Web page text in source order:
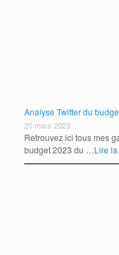
Analyse Twitter du
20 mars 2023
Retrouvez ici tous mes
budget 2023 du …Lire